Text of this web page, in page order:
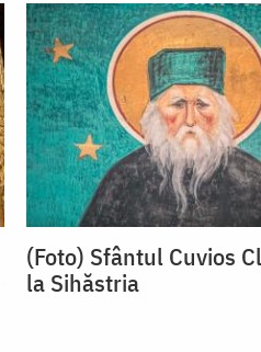
(Foto) Sfântul Cuvios
la Sihăstria